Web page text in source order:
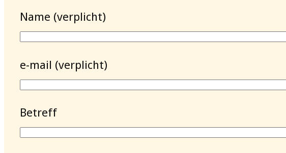
Name (verplicht)
e-mail (verplicht)
Betreff